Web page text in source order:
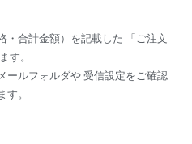
・合計金額）を記載した 「ご注文
す。
ールフォルダや 受信設定をご確認
。